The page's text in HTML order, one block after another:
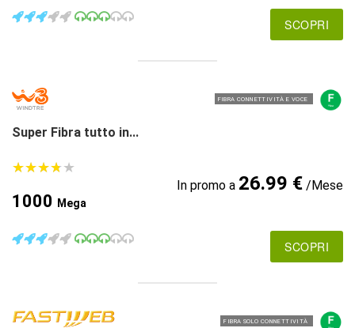
SCOPRI
FIBRA CONNETTIVITÀ E VOCE
Super Fibra tutto in...
★★★★★
★★★★★
1000 Mega
In promo a 26.99 €/Mese
SCOPRI
FIBRA SOLO CONNETTIVITÀ